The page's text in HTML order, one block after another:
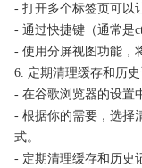
- 打开多个标签页可以
- 通过快捷键（通常是
- 使用分屏视图功能，
6. 定期清理缓存和历史
- 在谷歌浏览器的设置
- 根据你的需要，选择
式。
- 定期清理缓存和历史